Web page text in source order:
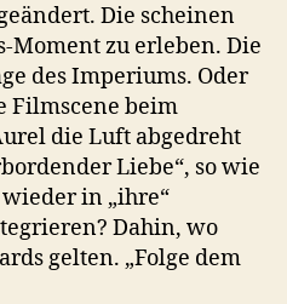
Die scheinen
zu erleben. Die
des Imperiums. Oder
Filmscene beim
die Luft abgedreht
Liebe“, so wie
in „ihre“
Dahin, wo
gelten. „Folge dem